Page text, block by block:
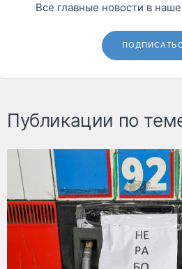
Все главные новости в
Публикации по